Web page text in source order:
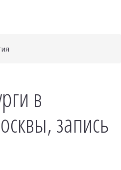
в
запись